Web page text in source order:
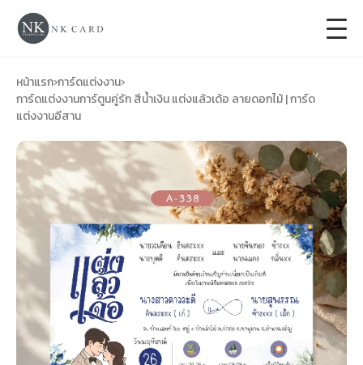
การ์ดแต่งงาน
ของชำร่วยงานแต่ง
ของรับไหว้ +
ป้ายของชำร่วยงานแต่ง +
การ์ดงานบวช
การ์ดขึ้นบ้านใหม่
ซองเปล่า
หน้าแรก›การ์ดแต่งงาน›
การ์ดแต่งงานการ์ตูนคู่รัก สีน้ำเงิน แต่งแล้วเด้อ ลายดอกไม้ | การ์ด
แต่งงานอีสาน